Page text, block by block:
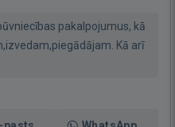
pakalpojumus, kā
Kā arī